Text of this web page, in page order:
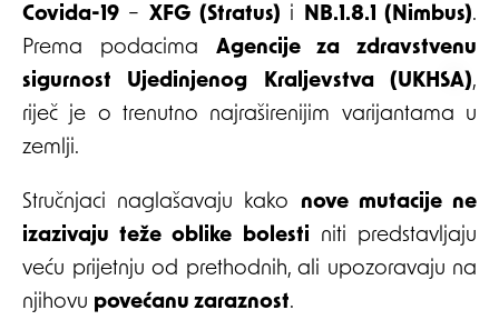
Covida-19 – XFG (Stratus) i NB.1.8.1 (Nimbus).
Prema podacima Agencije za zdravstvenu
sigurnost Ujedinjenog Kraljevstva (UKHSA),
riječ je o trenutno najraširenijim varijantama u
zemlji.
Stručnjaci naglašavaju kako nove mutacije ne
izazivaju teže oblike bolesti niti predstavljaju
veću prijetnju od prethodnih, ali upozoravaju na
njihovu povećanu zaraznost.